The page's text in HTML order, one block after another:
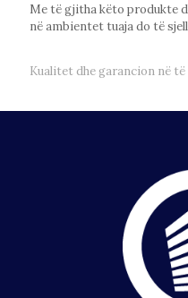
Me të gjitha këto produkte
në ambientet tuaja do të
Kualitet dhe garancion në